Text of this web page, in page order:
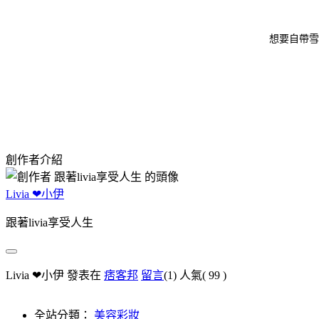
想要自帶
創作者介紹
Livia ❤小伊
跟著livia享受人生
Livia ❤小伊 發表在 痞客邦 留言(1) 人氣( 99 )
全站分類： 美容彩妝